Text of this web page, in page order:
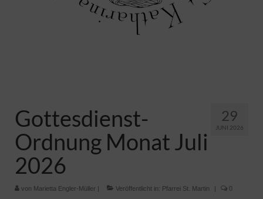
29
JUNI 2026
Gottesdienst-
Ordnung Monat Juli
2026
von Marietta Engler-Müller | Veröffentlicht in: Pfarrei St. Martin | 0